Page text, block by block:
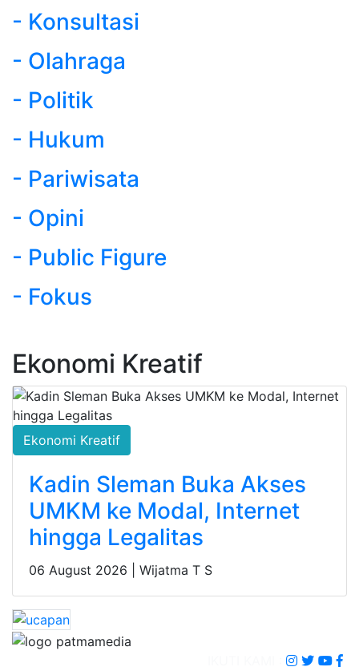
- Konsultasi
- Olahraga
- Politik
- Hukum
- Pariwisata
- Opini
- Public Figure
- Fokus
Ekonomi Kreatif
Ekonomi Kreatif
Kadin Sleman Buka Akses
UMKM ke Modal, Internet
hingga Legalitas
06 August 2026 | Wijatma T S